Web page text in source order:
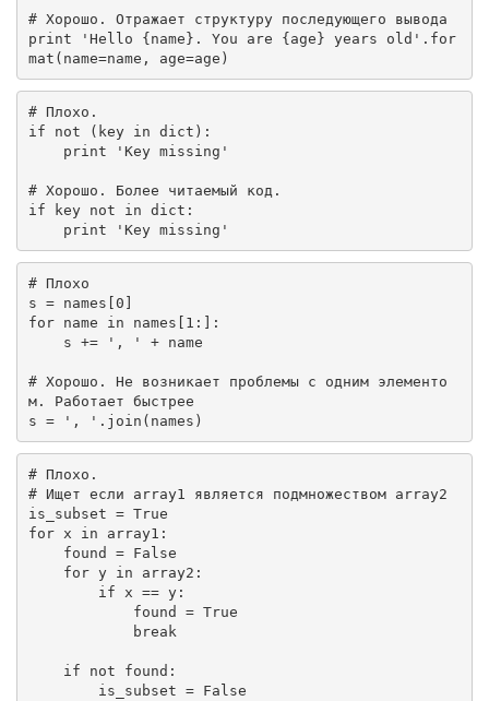
# Хорошо. Отражает структуру последующего вывода
print
'Hello {name}. You are {age} years old' .for
mat(name=name, age=age)
# Плохо.
if
not (key in dict):
print
'Key missing'
# Хорошо. Более читаемый код.
if key not in dict:
print
'Key missing'
# Плохо
s = names[0
for name in names[ 1 :]:
    s +=
', ' + name
# Хорошо. Не возникает проблемы с одним элементо
м. Работает быстрее
s =
', ' .join(names)
# Плохо.
# Ищет если array1 является подмножеством array2
is_subset = True
for x in array1:
    found =
False
for y in array2:
if x == y:
            found =
True
break
if not found:
        is_subset =
False